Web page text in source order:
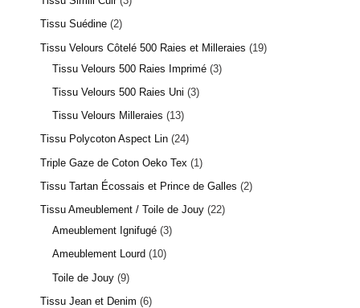
Tissu Suédine 2
Tissu Velours Côtelé 500 Raies et Milleraies
19
Tissu Velours 500 Raies Imprimé 3
Tissu Velours 500 Raies Uni 3
Tissu Velours Milleraies
13
Tissu Polycoton Aspect Lin 24
Triple Gaze de Coton Oeko Tex
1
Tissu Tartan Écossais et Prince de Galles
2
Tissu Ameublement / Toile de Jouy 22
Ameublement Ignifugé 3
Ameublement Lourd
10
Toile de Jouy 9
Tissu Jean et Denim 6